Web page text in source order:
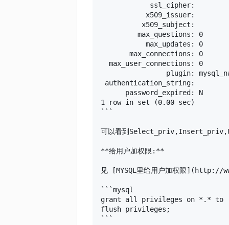
            ssl_cipher:
           x509_issuer:
          x509_subject:
         max_questions: 0
           max_updates: 0
       max_connections: 0
  max_user_connections: 0
plugin:
authentication_string:
      password_expired: N
1 row in set (0.00 sec)
```
可以看到
**给用户加权限:**
见 [MYSQL里给用户加权限
```mysql
grant all privileges on *.* to
flush privileges;
```